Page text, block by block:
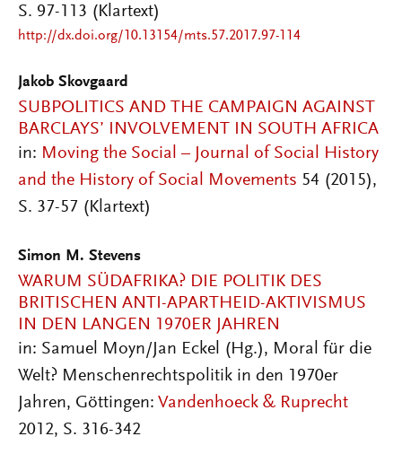
S. 97-113 (Klartext)
http://dx.doi.org/10.13154/mts.57.2017.97-114
Jakob Skovgaard
SUBPOLITICS AND THE CAMPAIGN AGAINST
BARCLAYS’ INVOLVEMENT IN SOUTH AFRICA
in: Moving the Social – Journal of Social History
and the History of Social Movements 54 (2015),
S. 37-57 (Klartext)
Simon M. Stevens
WARUM SÜDAFRIKA? DIE POLITIK DES
BRITISCHEN ANTI-APARTHEID-AKTIVISMUS
IN DEN LANGEN 1970ER JAHREN
in: Samuel Moyn/Jan Eckel (Hg.), Moral für die
Welt? Menschenrechtspolitik in den 1970er
Jahren, Göttingen: Vandenhoeck & Ruprecht
2012, S. 316-342